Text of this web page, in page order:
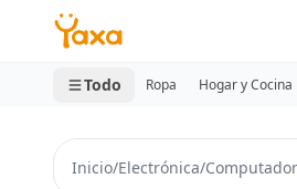
MINI CARRITO
0 productos
Todo Ropa Hogar y Cocina
Inicio/Electrónica/